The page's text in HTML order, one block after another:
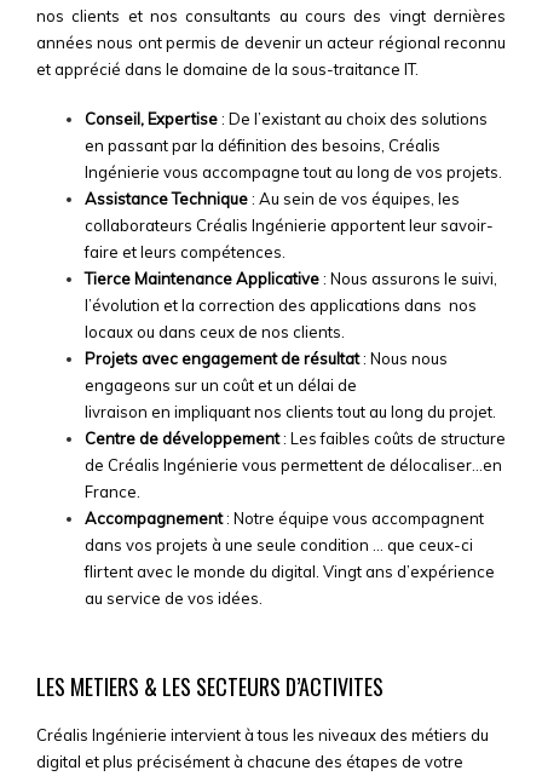
nos clients et nos consultants au cours des vingt dernières
années nous ont permis de devenir un acteur régional reconnu
et apprécié dans le domaine de la sous-traitance IT.
Conseil, Expertise: De l’existant au choix des solutions
en passant par la définition des besoins, Créalis
Ingénierie vous accompagne tout au long de vos projets.
Assistance Technique: Au sein de vos équipes, les
collaborateurs Créalis Ingénierie apportent leur savoir-
faire et leurs compétences.
Tierce Maintenance Applicative: Nous assurons le suivi,
l’évolution et la correction des applications dans nos
locaux ou dans ceux de nos clients.
Projets avec engagement de résultat: Nous nous
engageons sur un coût et un délai de
livraison en impliquant nos clients tout au long du projet.
Centre de développement: Les faibles coûts de structure
de Créalis Ingénierie vous permettent de délocaliser…en
France.
Accompagnement: Notre équipe vous accompagnent
dans vos projets à une seule condition … que ceux-ci
flirtent avec le monde du digital. Vingt ans d’expérience
au service de vos idées.
LES METIERS & LES SECTEURS D’ACTIVITES
Créalis Ingénierie intervient à tous les niveaux des métiers du
digital et plus précisément à chacune des étapes de votre